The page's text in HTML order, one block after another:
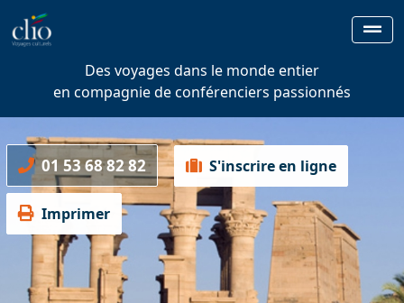
Des voyages dans le monde entier
en compagnie de conférenciers passionnés
01 53 68 82 82 S'inscrire en ligne
Imprimer